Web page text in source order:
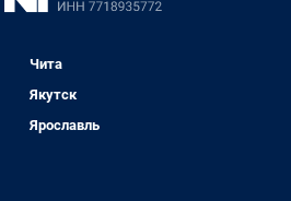
Чита
Якутск
Ярославль